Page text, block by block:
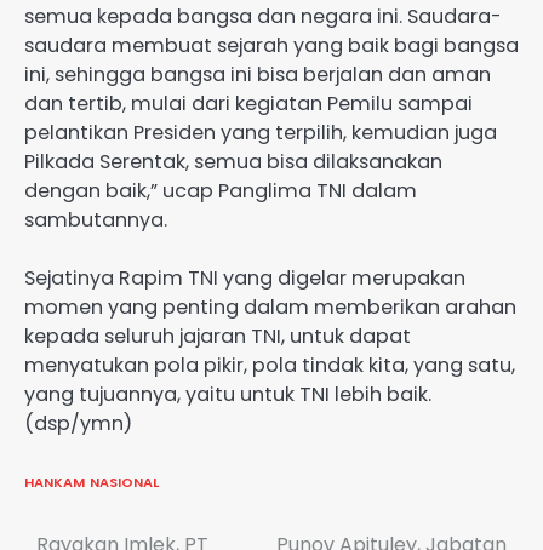
semua kepada bangsa dan negara ini. Saudara-
saudara membuat sejarah yang baik bagi bangsa
ini, sehingga bangsa ini bisa berjalan dan aman
dan tertib, mulai dari kegiatan Pemilu sampai
pelantikan Presiden yang terpilih, kemudian juga
Pilkada Serentak, semua bisa dilaksanakan
dengan baik,” ucap Panglima TNI dalam
sambutannya.
Sejatinya Rapim TNI yang digelar merupakan
momen yang penting dalam memberikan arahan
kepada seluruh jajaran TNI, untuk dapat
menyatukan pola pikir, pola tindak kita, yang satu,
yang tujuannya, yaitu untuk TNI lebih baik.
(dsp/ymn)
HANKAM NASIONAL
Rayakan Imlek, PT
Punov Apituley, Jabatan